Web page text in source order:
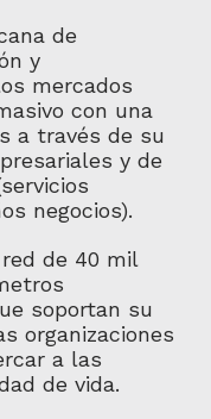
de
y
mercados
con una
a través de su
y de
negocios).
de 40 mil
soportan su
organizaciones
a las
de vida.